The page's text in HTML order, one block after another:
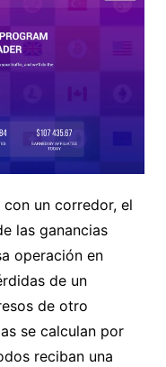
un corredor, el
las ganancias
operación en
de un
de otro
se calculan por
reciban una